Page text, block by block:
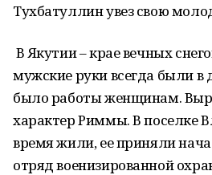
Тухбатуллин увез свою
В Якутии – крае вечных
мужские руки всегда были в
было работы женщинам.
характер Риммы. В поселке
время жили, ее приняли
отряд военизированной